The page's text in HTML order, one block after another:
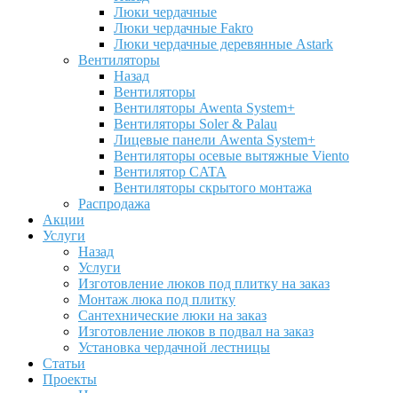
Люки чердачные
Люки чердачные Fakro
Люки чердачные деревянные Astark
Вентиляторы
Назад
Вентиляторы
Вентиляторы Awenta System+
Вентиляторы Soler & Palau
Лицевые панели Awenta System+
Вентиляторы осевые вытяжные Viento
Вентилятор CATA
Вентиляторы скрытого монтажа
Распродажа
Акции
Услуги
Назад
Услуги
Изготовление люков под плитку на заказ
Монтаж люка под плитку
Сантехнические люки на заказ
Изготовление люков в подвал на заказ
Установка чердачной лестницы
Статьи
Проекты